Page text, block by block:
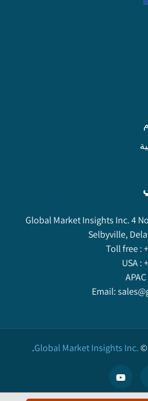
Global Market Insights Inc. 4
Selbyville,
Toll free :
USA :
APAC
Email:
Global Market Insights Inc.©